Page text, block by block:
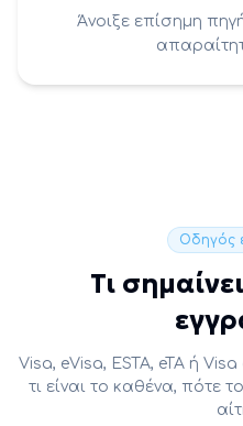
Άνοιξε επίσημη
Οδηγός
Τι
Visa, eVisa, ESTA, eTA ή
τι είναι το καθένα, πότε